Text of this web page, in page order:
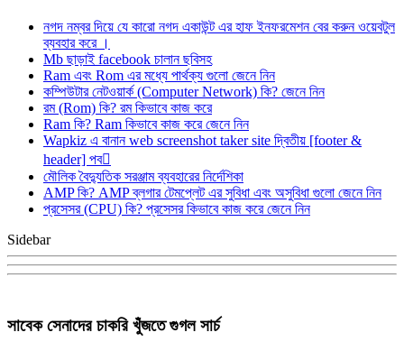
নগদ নম্বর দিয়ে যে কারো নগদ একাউন্ট এর হাফ ইনফরমেশন বের করুন ওয়েবটুল
ব্যবহার করে ।
Mb ছাড়াই facebook চালান ছবিসহ
Ram এবং Rom এর মধ্যে পার্থক্য গুলো জেনে নিন
কম্পিউটার নেটওয়ার্ক (Computer Network) কি? জেনে নিন
রম (Rom) কি? রম কিভাবে কাজ করে
Ram কি? Ram কিভাবে কাজ করে জেনে নিন
Wapkiz এ বানান web screenshot taker site দ্বিতীয় [footer &
header] পব
মৌলিক বৈদ্যুতিক সরঞ্জাম ব্যবহারের নির্দেশিকা
AMP কি? AMP ব্লগার টেমপ্লেট এর সুবিধা এবং অসুবিধা গুলো জেনে নিন
প্রসেসর (CPU) কি? প্রসেসর কিভাবে কাজ করে জেনে নিন
Sidebar
সাবেক সেনাদের চাকরি খুঁজতে গুগল সার্চ